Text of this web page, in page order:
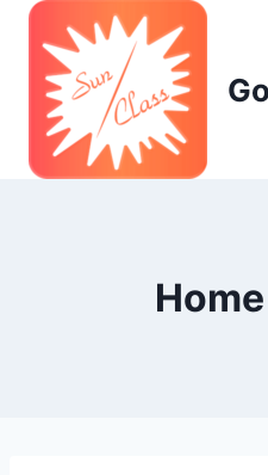
Skip
content